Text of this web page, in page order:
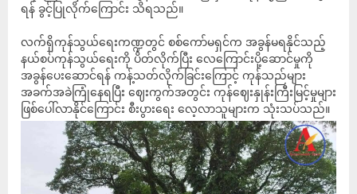
ရန် ခွင့်ပြုလိုက်ကြောင်း သိရသည်။
လက်ရှိကုန်သွယ်ရေးကဏ္ဍတွင် စစ်ကော်မရှင်က အခွန်မရနိုင်သည့်
နယ်စပ်ကုန်သွယ်ရေးကို ပိတ်လိုက်ပြီး လေကြောင်းပို့ဆောင်မှုကို
အခွန်ပေးဆောင်ရန် ကန့်သတ်လိုက်ခြင်းကြောင့် ကုန်သည်များ
အခက်အခဲကြုံနေရပြီး ဈေးကွက်အတွင်း ကုန်ဈေးနှုန်းကြီးမြင့်မှုများ
ဖြစ်ပေါ်လာနိုင်ကြောင်း စီးပွားရေး လေ့လာသူများက သုံးသပ်သည်။